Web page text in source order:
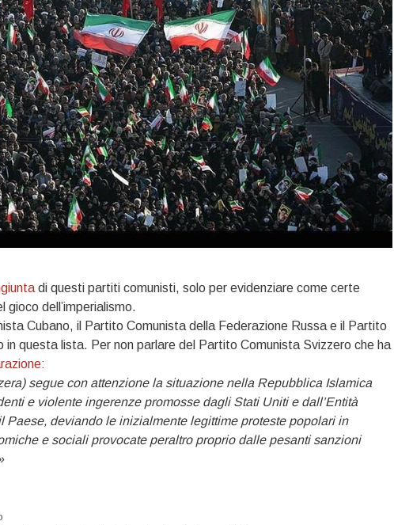
di questi partiti comunisti, solo per evidenziare come certe
gioco dell’imperialismo.
Cubano, il Partito Comunista della Federazione Russa e il Partito
in questa lista. Per non parlare del Partito Comunista Svizzero che ha
segue con attenzione la situazione nella Repubblica Islamica
e violente ingerenze promosse dagli Stati Uniti e dall’Entità
Paese, deviando le inizialmente legittime proteste popolari in
e sociali provocate peraltro proprio dalle pesanti sanzioni